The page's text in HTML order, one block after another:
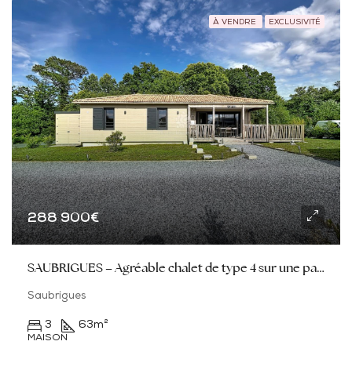
À VENDRE EXCLUSIVITÉ
288 900€
SAUBRIGUES – Agréable chalet de type 4 sur une parcelle de 411M2
Saubrigues
3 63m²
MAISON